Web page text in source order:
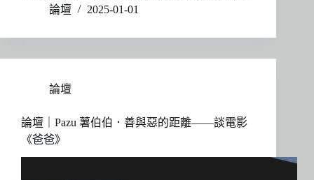
論壇
2025-01-01
論壇
論壇｜Pazu 薯伯伯．善與惡的距離——談電影
《爸爸》